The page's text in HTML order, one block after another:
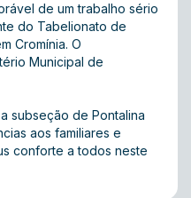
de um trabalho sério
do Tabelionato de
Cromínia. O
Municipal de
subseção de Pontalina
aos familiares e
conforte a todos neste